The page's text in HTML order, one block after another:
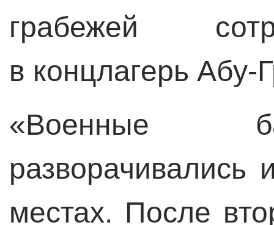
грабежей
в концлагерь Абу-
«Военные
разворачивались
местах. После